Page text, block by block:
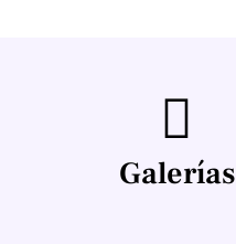
Galerías